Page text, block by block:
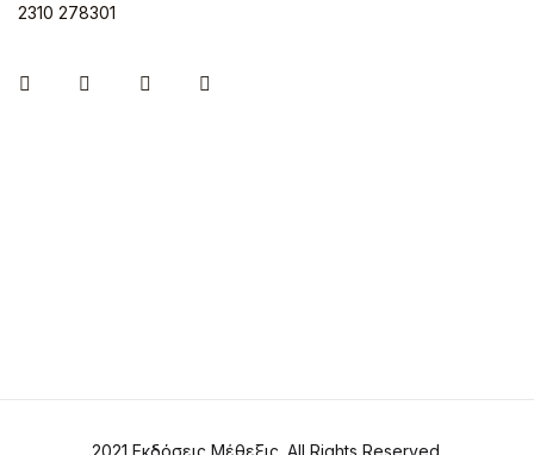
2310 278301
InstagramFacebookTwitter
2021 Εκδόσεις Μέθεξις. All Rights Reserved.